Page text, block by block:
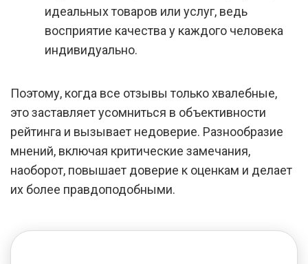
идеальных товаров или услуг, ведь
восприятие качества у каждого человека
индивидуально.
Поэтому, когда все отзывы только хвалебные,
это заставляет усомниться в объективности
рейтинга и вызывает недоверие. Разнообразие
мнений, включая критические замечания,
наоборот, повышает доверие к оценкам и делает
их более правдоподобными.